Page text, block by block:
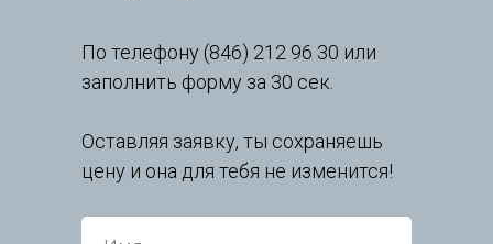
По телефону (846) 212 96 30 или
заполнить форму за 30 сек.
Оставляя заявку, ты сохраняешь
цену и она для тебя не изменится!